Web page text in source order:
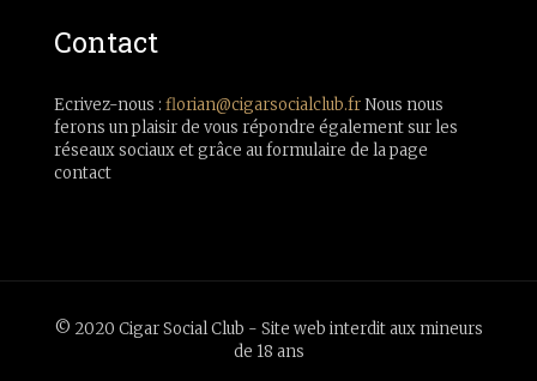
Contact
Ecrivez-nous : florian@cigarsocialclub.frNous nous
ferons un plaisir de vous répondre également sur les
réseaux sociaux et grâce au formulaire de la page
contact
© 2020 Cigar Social Club - Site web interdit aux mineurs
de 18 ans